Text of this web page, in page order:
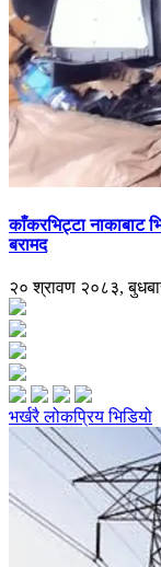
काँकरभिट्टा नाकाबाट
बरामद
२० श्रावण २०८३,
भर्खरैलोकप्रियभिडियो